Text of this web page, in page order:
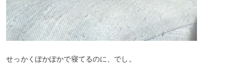
せっかくぽかぽかで寝てるのに、でし。